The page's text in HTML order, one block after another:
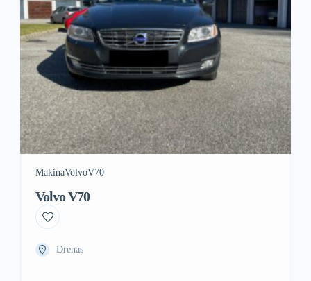
MakinaVolvoV70
Volvo V70
Drenas